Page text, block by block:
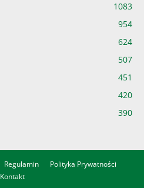
1083
954
624
507
451
420
390
Regulamin
Polityka Prywatności
Kontakt